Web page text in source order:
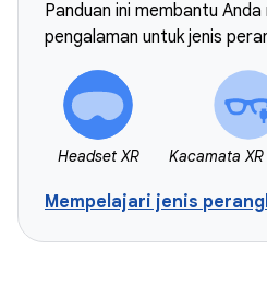
Panduan ini membantu Anda
pengalaman untuk jenis
Headset XR Kacamata
Mempelajari jenis